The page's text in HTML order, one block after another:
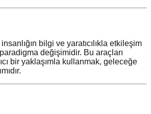
bilgi ve yaratıcılıkla etkileşim
değişimidir. Bu araçları
bir yaklaşımla kullanmak, geleceğe